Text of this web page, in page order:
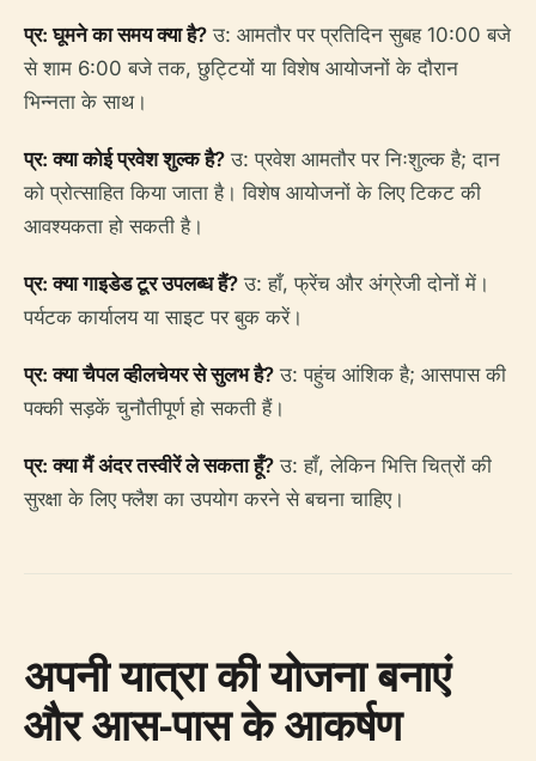
प्र: घूमने का समय क्या है? उ: आमतौर पर प्रतिदिन सुबह 10:00 बजे
से शाम 6:00 बजे तक, छुट्टियों या विशेष आयोजनों के दौरान
भिन्नता के साथ।
प्र: क्या कोई प्रवेश शुल्क है? उ: प्रवेश आमतौर पर निःशुल्क है; दान
को प्रोत्साहित किया जाता है। विशेष आयोजनों के लिए टिकट की
आवश्यकता हो सकती है।
प्र: क्या गाइडेड टूर उपलब्ध हैं? उ: हाँ, फ्रेंच और अंग्रेजी दोनों में।
पर्यटक कार्यालय या साइट पर बुक करें।
प्र: क्या चैपल व्हीलचेयर से सुलभ है? उ: पहुंच आंशिक है; आसपास की
पक्की सड़कें चुनौतीपूर्ण हो सकती हैं।
प्र: क्या मैं अंदर तस्वीरें ले सकता हूँ? उ: हाँ, लेकिन भित्ति चित्रों की
सुरक्षा के लिए फ्लैश का उपयोग करने से बचना चाहिए।
अपनी यात्रा की योजना बनाएं
और आस-पास के आकर्षण